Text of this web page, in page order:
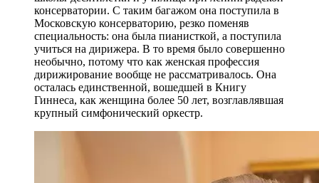
консерватории. С таким багажом она поступила в
Московскую консерваторию, резко поменяв
специальность: она была пианисткой, а поступила
учиться на дирижера. В то время было совершенно
необычно, потому что как женская профессия
дирижирование вообще не рассматривалось. Она
осталась единственной, вошедшей в Книгу
Гиннеса, как женщина более 50 лет, возглавлявшая
крупный симфонический оркестр.